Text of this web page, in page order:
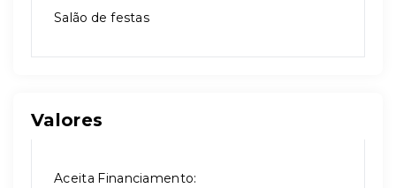
Salão de festas
Valores
Aceita Financiamento: